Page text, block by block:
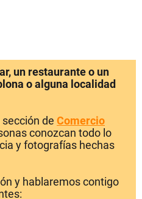
un restaurante o un
o alguna localidad
de Comercio
conozcan todo lo
y fotografías hechas
y hablaremos contigo